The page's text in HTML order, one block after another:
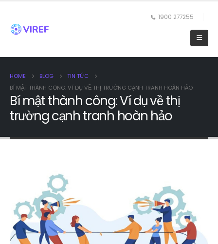
1900 277255
HOME BLOG
TIN TỨC
BÍ MẬT THÀNH CÔNG: VÍ DỤ VỀ THỊ TRƯỜNG CẠNH TRANH HOÀN HẢO
Bí mật thành công: Ví dụ về thị
trường cạnh tranh hoàn hảo